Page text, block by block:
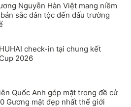
Nguyễn Hàn Việt mang niềm
sắc dân tộc đến đấu trường
check-in tại chung kết
2026
Quốc Anh góp mặt trong đề cử
Gương mặt đẹp nhất thế giới